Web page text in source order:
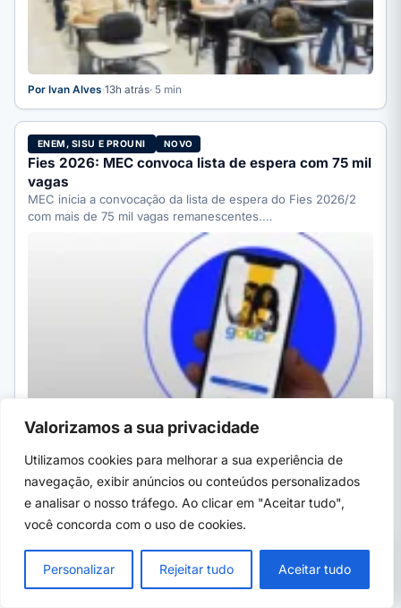
Valorizamos a sua privacidade
Utilizamos cookies para melhorar a sua experiência de
navegação, exibir anúncios ou conteúdos personalizados
e analisar o nosso tráfego. Ao clicar em "Aceitar tudo",
você concorda com o uso de cookies.
Personalizar Rejeitar tudo Aceitar tudo
Por Ivan Alves·13h atrás· 5 min
ENEM, SISU E PROUNI NOVO
Fies 2026: MEC convoca lista de espera com 75 mil
vagas
MEC inicia a convocação da lista de espera do Fies 2026/2
com mais de 75 mil vagas remanescentes.…
CURSOS SENAI EM ALTA
SENAI Sergipe tem 8 turmas gratuitas abertas em
Aracaju e Estância; uma inscrição fecha…
SENAI Sergipe mantém 8 turmas gratuitas abertas em Aracaju
e Estância, de eletricista industrial a marcenaria. Veja prazos:
…
CaraguaPrev abre concurso: 7 vagas e
salário até R$ 5,4 mil